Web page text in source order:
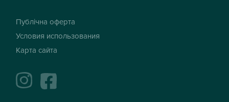
Публічна оферта
Условия использования
Карта сайта
instagramfacebook